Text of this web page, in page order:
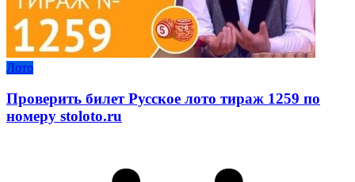
Лото
Проверить билет Русское лото тираж 1259 по
номеру stoloto.ru